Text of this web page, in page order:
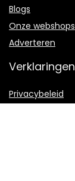
Blogs
Onze webshops
Adverteren
Verklaringen
Privacybeleid